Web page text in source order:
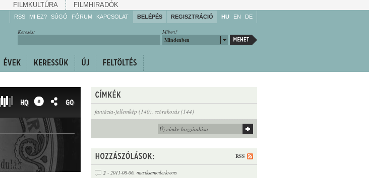
FILMKULTÚRA FILMHIRADÓK
RSS MI EZ? SÚGÓ
Gyarapítsa!
FÓRUM KAPCSOLAT BELÉPÉS REGISZTRÁCIÓ HU EN DE
Miben?
Mindenben
Keresés:
fantázia-jellemkép (140), szórakozás (144)
RSS
2 - 2011-08-06, musiksammlerkrems
HQ GO